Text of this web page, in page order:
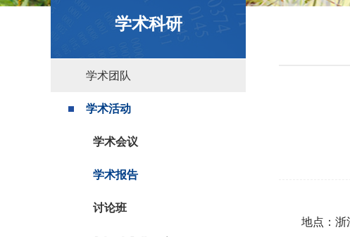
政策文件
学术科研
学术团队
学术活动
学术会议
学术报告
讨论班
地点：浙